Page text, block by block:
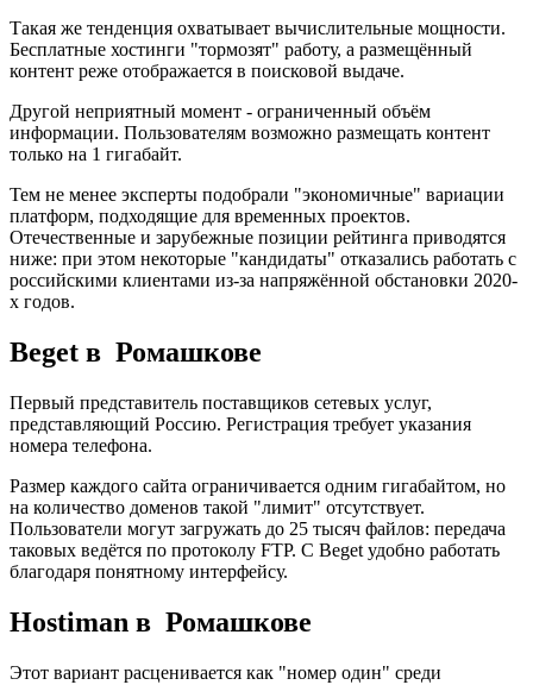
Такая же тенденция охватывает вычислительные мощности.
Бесплатные хостинги "тормозят" работу, а размещённый
контент реже отображается в поисковой выдаче.
Другой неприятный момент - ограниченный объём
информации. Пользователям возможно размещать контент
только на 1 гигабайт.
Тем не менее эксперты подобрали "экономичные" вариации
платформ, подходящие для временных проектов.
Отечественные и зарубежные позиции рейтинга приводятся
ниже: при этом некоторые "кандидаты" отказались работать с
российскими клиентами из-за напряжённой обстановки 2020-
х годов.
Beget в Ромашкове
Первый представитель поставщиков сетевых услуг,
представляющий Россию. Регистрация требует указания
номера телефона.
Размер каждого сайта ограничивается одним гигабайтом, но
на количество доменов такой "лимит" отсутствует.
Пользователи могут загружать до 25 тысяч файлов: передача
таковых ведётся по протоколу FTP. С Beget удобно работать
благодаря понятному интерфейсу.
Hostiman в Ромашкове
Этот вариант расценивается как "номер один" среди